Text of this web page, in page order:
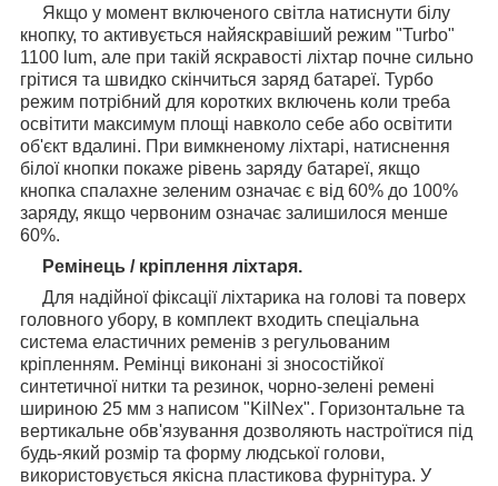
Якщо у момент включеного світла натиснути білу
кнопку, то активується найяскравіший режим "Turbo"
1100 lum, але при такій яскравості ліхтар почне сильно
грітися та швидко скінчиться заряд батареї. Турбо
режим потрібний для коротких включень коли треба
освітити максимум площі навколо себе або освітити
об'єкт вдалині. При вимкненому ліхтарі, натиснення
білої кнопки покаже рівень заряду батареї, якщо
кнопка спалахне зеленим означає є від 60% до 100%
заряду, якщо червоним означає залишилося менше
60%.
Ремінець / кріплення ліхтаря.
Для надійної фіксації ліхтарика на голові та поверх
головного убору, в комплект входить спеціальна
система еластичних ременів з регульованим
кріпленням. Ремінці виконані зі зносостійкої
синтетичної нитки та резинок, чорно-зелені ремені
шириною 25 мм з написом "KilNex". Горизонтальне та
вертикальне обв'язування дозволяють настроїтися під
будь-який розмір та форму людської голови,
використовується якісна пластикова фурнітура. У